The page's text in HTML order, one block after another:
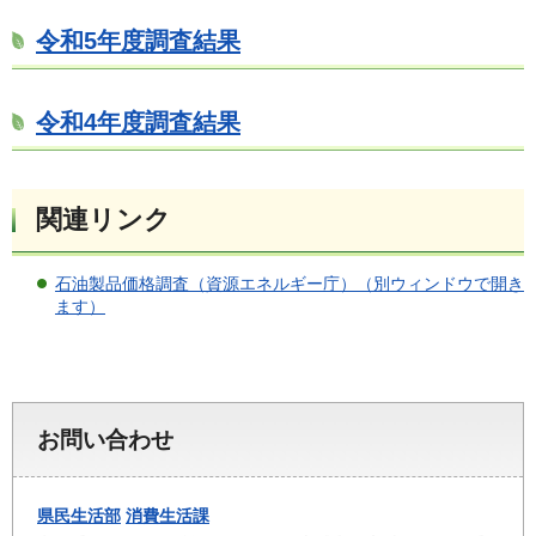
令和5年度調査結果
令和4年度調査結果
関連リンク
石油製品価格調査（資源エネルギー庁）（別ウィンドウで開き
ます）
お問い合わせ
県民生活部 消費生活課